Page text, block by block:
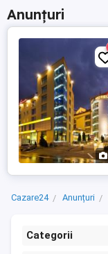
Anunțuri
Cazare24 Anunțuri
Categorii